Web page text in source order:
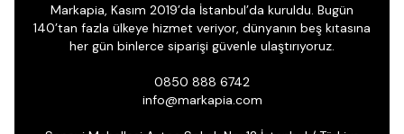
Markapia, Kasım 2019’da İstanbul’da kuruldu. Bugün
140’tan fazla ülkeye hizmet veriyor, dünyanın beş kıtasına
her gün binlerce siparişi güvenle ulaştırıyoruz.
0850 888 6742
info@markapia.com